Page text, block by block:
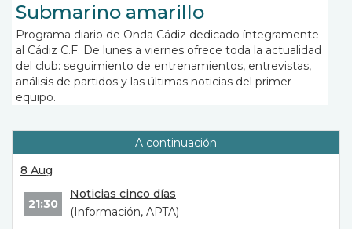
Submarino amarillo
Programa diario de Onda Cádiz dedicado íntegramente
al Cádiz C.F. De lunes a viernes ofrece toda la actualidad
del club: seguimiento de entrenamientos, entrevistas,
análisis de partidos y las últimas noticias del primer
equipo.
A continuación
8 Aug
21:30
Noticias cinco días
(Información, APTA)